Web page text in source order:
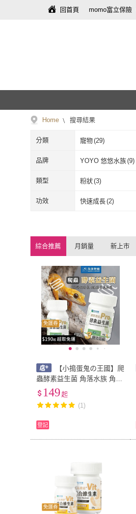
回首頁 momo富立保險
Home 搜尋結果
分類 寵物(29)
品牌 YOYO 悠悠水族(9)
YOYO 悠悠水族
類型 粉狀(3)
粉狀(3)
功效 快速成長(2)
綜合推薦 月銷量 新上市
免運券
【小搗蛋鬼の王國】爬
蟲酵素益生菌 角落水族 角落
特寵 爬蟲類 兩棲類動物 腸
胃消化 爬蟲保健 消化 腸胃
酵素 守宮 蟲
149 起
(1)
登記
免運券